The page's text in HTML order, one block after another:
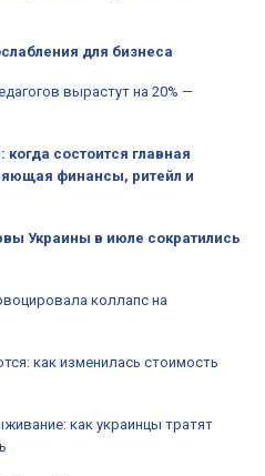
для бизнеса
вырастут на 20% —
состоится главная
финансы, ритейл и
Украины в июле сократились
коллапс на
как изменилась стоимость
как украинцы тратят